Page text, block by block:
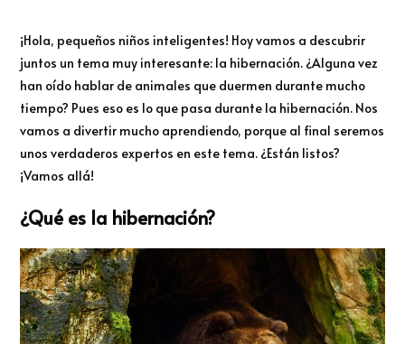
¡Hola, pequeños niños inteligentes! Hoy vamos a descubrir
juntos un tema muy interesante: la hibernación. ¿Alguna vez
han oído hablar de animales que duermen durante mucho
tiempo? Pues eso es lo que pasa durante la hibernación. Nos
vamos a divertir mucho aprendiendo, porque al final seremos
unos verdaderos expertos en este tema. ¿Están listos?
¡Vamos allá!
¿Qué es la hibernación?